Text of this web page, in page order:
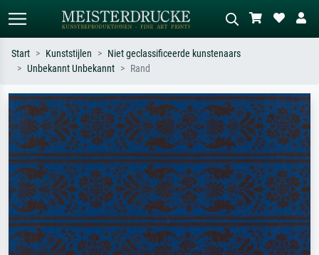
Zoek op kunstenaar, titel of stijl – bijv.
Monet, Sterrennacht, impressionisme,
Hokusai-golf, naakt.
Beschrijf de scène – bijv. groene
weide, abstract met veel rood, donker
olieverfschilderij, staand naakt naast
een boom.
Start Kunststijlen
Niet geclassificeerde kunstenaars
Unbekannt Unbekannt
Rand